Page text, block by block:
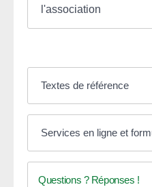
l'association
Textes de référence
Services en ligne et
Questions ? Réponses !